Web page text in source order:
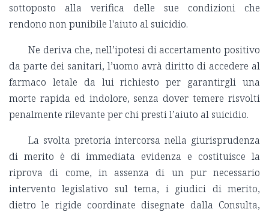
sottoposto alla verifica delle sue condizioni che
rendono non punibile l'aiuto al suicidio.
Ne deriva che, nell’ipotesi di accertamento positivo
da parte dei sanitari, l’uomo avrà diritto di accedere al
farmaco letale da lui richiesto per garantirgli una
morte rapida ed indolore, senza dover temere risvolti
penalmente rilevante per chi presti l’aiuto al suicidio.
La svolta pretoria intercorsa nella giurisprudenza
di merito è di immediata evidenza e costituisce la
riprova di come, in assenza di un pur necessario
intervento legislativo sul tema, i giudici di merito,
dietro le rigide coordinate disegnate dalla Consulta,